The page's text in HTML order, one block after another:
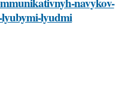
lyubymi-lyudmi